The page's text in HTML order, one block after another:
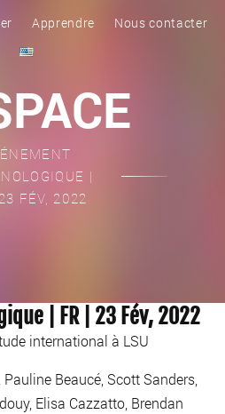
Apprendre Nous contacter
|
FÉV, 2022
| FR | 23 Fév, 2022
international à LSU
Beaucé, Scott Sanders,
Elisa Cazzatto, Brendan